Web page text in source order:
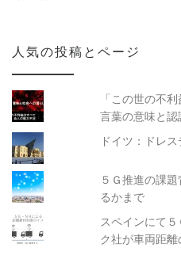
人気の投稿とページ
「この世の不
言葉の意味と認
ドイツ：ドレ
５Ｇ推進の課
るかまで
スペインにて
ク社が車両距離